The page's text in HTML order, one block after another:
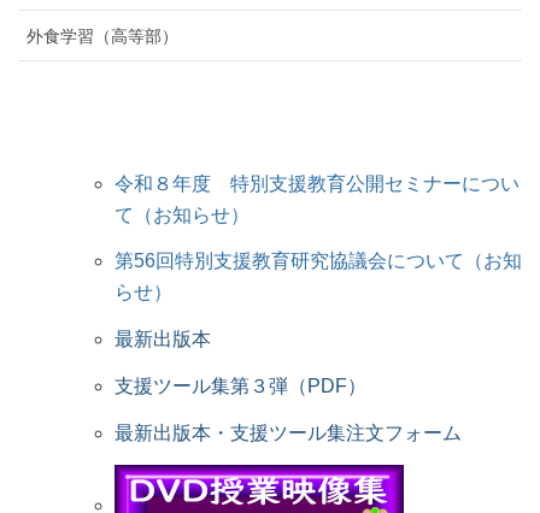
外食学習（高等部）
令和８年度 特別支援教育公開セミナーについ
て（お知らせ）
第56回特別支援教育研究協議会について（お知
らせ）
最新出版本
支援ツール集第３弾（PDF）
最新出版本・支援ツール集注文フォーム